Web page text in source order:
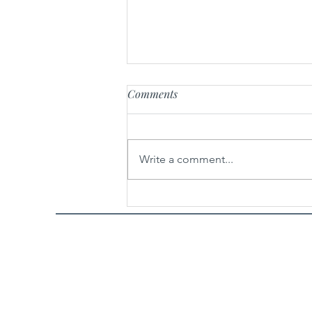
Tomassino dodijeljen certifikat
Comments
Write a comment...